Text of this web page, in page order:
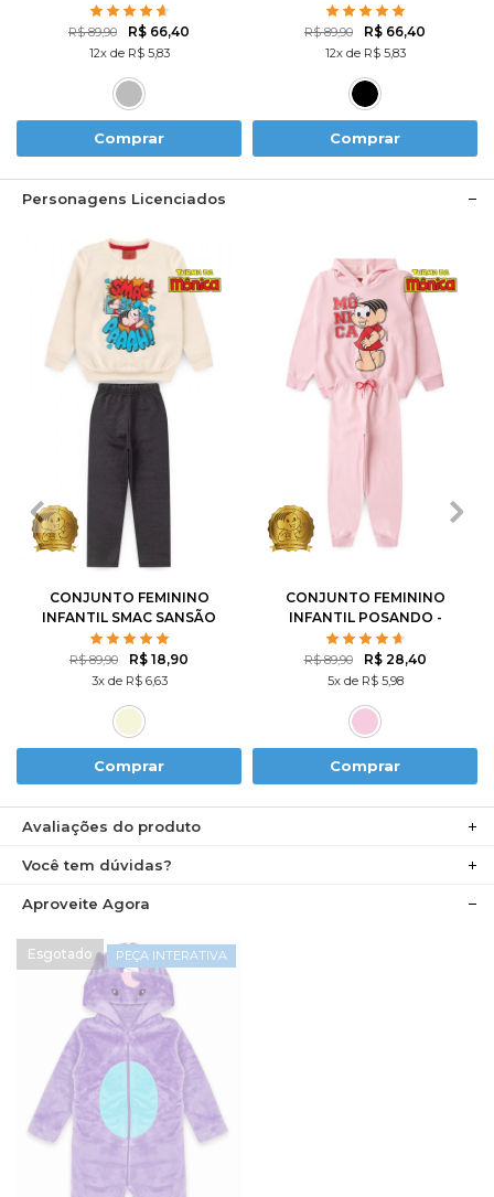
R$ 89,90 R$ 66,40
12x de R$ 5,83
Comprar
NOITE
R$ 89,90 R$ 66,40
12x de R$ 5,83
Comprar
Personagens Licenciados
1 3 4
CONJUNTO FEMININO
INFANTIL SMAC SANSÃO
- TURMA DA MÔNICA
R$ 89,90 R$ 18,90
3x de R$ 6,63
Comprar
1 3
CONJUNTO FEMININO
INFANTIL POSANDO -
TURMA DA MÔNICA
R$ 89,90 R$ 28,40
5x de R$ 5,98
Comprar
Avaliações do produto
Você tem dúvidas?
Aproveite Agora
PEÇA INTERATIVA